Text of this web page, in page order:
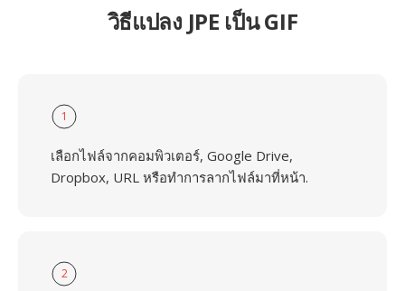
วิธีแปลง JPE เป็น GIF
1
เลือกไฟล์จากคอมพิวเตอร์, Google Drive,
Dropbox, URL หรือทำการลากไฟล์มาที่หน้า.
2